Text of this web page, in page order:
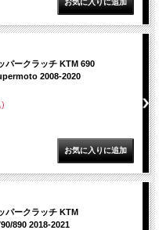
パークラッチ KTM 690
2008-2020
パークラッチ KTM
890 2018-2021